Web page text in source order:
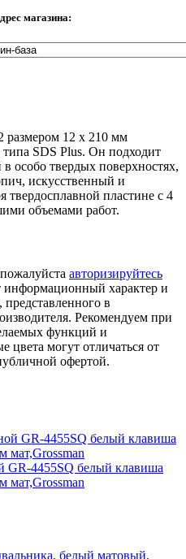
магазина:
размером 12 х 210 мм
типа SDS Plus. Он подходит
особо твердых поверхностях,
искусственный и
твердосплавной пластине с 4
объемами работ.
авторизируйтесь
информационный характер и
в
Рекомендуем при
функций и
цвета могут отличаться от
офертой.
GR-4455SQ белый клавиша
мат,Grossman